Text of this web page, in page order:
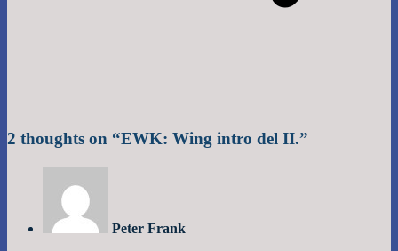
2 thoughts on “EWK: Wing intro del II.”
Peter Frank